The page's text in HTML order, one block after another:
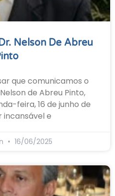
Nelson De Abreu
que comunicamos o
de Abreu Pinto,
feira, 16 de junho de
incansável e
16/06/2025